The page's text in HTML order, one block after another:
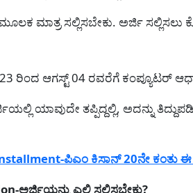
ಮಾತ್ರ ಸಲ್ಲಿಸಬೇಕು. ಅರ್ಜಿ
23 ರಿಂದ ಆಗಸ್ಟ್ 04 ರವರೆಗೆ ಕಂಪ್ಯೂಟರ್
ಯಾವುದೇ ತಪ್ಪಿದ್ದಲ್ಲಿ, ಅದನ್ನು
ಪಿಎಂ ಕಿಸಾನ್ 20ನೇ ಕಂತು
ಅರ್ಜಿಯನ್ನು ಎಲ್ಲಿ ಸಲ್ಲಿಸಬೇಕು?